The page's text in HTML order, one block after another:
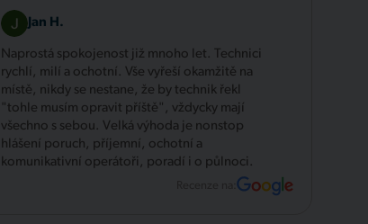
Jan H.
Naprostá spokojenost již mnoho let. Technici
rychlí, milí a ochotní. Vše vyřeší okamžitě na
místě, nikdy se nestane, že by technik řekl
"tohle musím opravit příště", vždycky mají
všechno s sebou. Velká výhoda je nonstop
hlášení poruch, příjemní, ochotní a
komunikativní operátoři, poradí i o půlnoci.
Recenze na: